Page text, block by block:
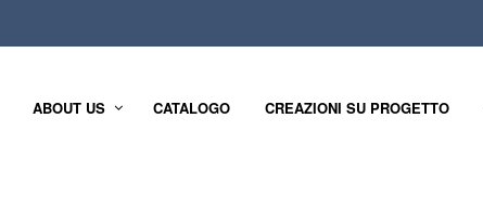
ABOUT US CATALOGO CREAZIONI SU PROGETTO